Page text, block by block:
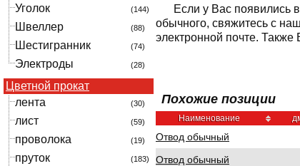
Уголок (144)
Швеллер (88)
Шестигранник (74)
Электроды (28)
Цветной прокат
лента
(30)
лист (59)
проволока (19)
пруток (183)
Если у Вас появились
обычного, свяжитесь с
электронной почте. Также
Похожие позиции
Наименование
Отвод обычный
Отвод обычный